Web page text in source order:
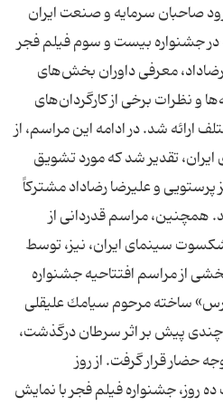
صاحبان سرمایه و صنعت ایران
در جشنواره بیست و سوم فیلم فجر
معرفی داوران بخش‌های
نظرات برخی از كارگردان‌های
شد. در ادامه این مراسم، از
ایران، تقدیر شد كه مورد تشویق
پرستویی و علیرضا رضاداد مشتركاً
همچنین، مراسم قدردانی از
سینمای ایران، نیز، توسط
از مراسم افتتاحیه جشنواره
ساخته مرحوم سیامك علیقلی
چندی پیش بر اثر سرطان درگذشت،
حضار قرار گرفت. از روز
مدت ده روز، جشنواره فیلم فجر با نمایش